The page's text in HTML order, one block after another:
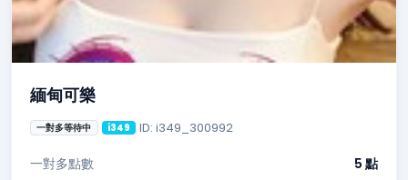
緬甸可樂
一對多等待中 i349 ID: i349_300992
一對多點數
5 點